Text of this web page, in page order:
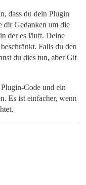
dass du dein Plugin
dir Gedanken um die
der es läuft. Deine
Falls du den
du dies tun, aber Git
Code und ein
Es ist einfacher, wenn